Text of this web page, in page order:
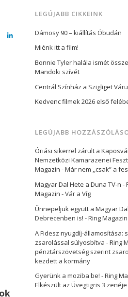
LinkedIn
LEGÚJABB CIKKEINK
Dámosy 90 – kiállítás Óbudán
Miénk itt a film!
Bonnie Tyler halála ismét
Mandoki szívét
Centrál Színház a Szigliget
Kedvenc filmek 2026 első
LEGÚJABB
Óriási sikerrel zárult a
Nemzetközi Kamarazenei
Magazin -Már nem ,,csak” a
Magyar Dal Hete a Duna TV-n -
Magazin -Vár a Víg
Ünnepeljük együtt a Magyar
Debrecenben is! - Ring Magazin
A Fidesz nyugdíj-államosítása:
zsarolással súlyosbítva - Ring
pénztárszövetség szerint
kezdett a kormány
Gyerünk a moziba be! - Ring
Elkészült az Üvegtigris 3 zenéje